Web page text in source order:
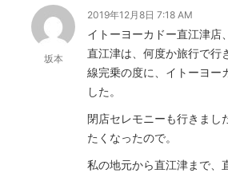
坂本
2019年12月8日 7:18 AM
イトーヨーカドー直江津店
直江津は、何度か旅行で行
線完乗の度に、イトーヨー
した。
閉店セレモニーも行きまし
たくなったので。
私の地元から直江津まで、